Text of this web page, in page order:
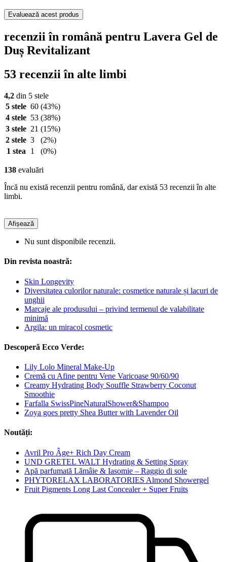
Evaluează acest produs
recenzii în română pentru Lavera Gel de
Duș Revitalizant
53 recenzii în alte limbi
4,2 din 5 stele
5 stele 60 (43%)
4 stele 53 (38%)
3 stele 21 (15%)
2 stele 3
(2%)
1 stea
1 (0%)
138 evaluări
Încă nu există recenzii pentru română, dar există 53 recenzii în alte
limbi.
Afișează
Nu sunt disponibile recenzii.
Din revista noastră:
Skin Longevity
Diversitatea culorilor naturale: cosmetice naturale și lacuri de
unghii
Marcaje ale produsului – privind termenul de valabilitate
minimă
Argila: un miracol cosmetic
Descoperă Ecco Verde:
Lily Lolo Mineral Make-Up
Cremă cu Afine pentru Vene Varicoase 90/60/90
Creamy Hydrating Body Souffle Strawberry Coconut
Smoothie
Farfalla SwissPineNaturalShower&Shampoo
Zoya goes pretty Shea Butter with Lavender Oil
Noutăți:
Avril Pro Âge+ Rich Day Cream
UND GRETEL WALT Hydrating & Setting Spray
Apă parfumată Lămâie & Iasomie – Raggio di sole
PHYTORELAX LABORATORIES Almond Showergel
Fruit Pigments Long Last Concealer + Super Fruits